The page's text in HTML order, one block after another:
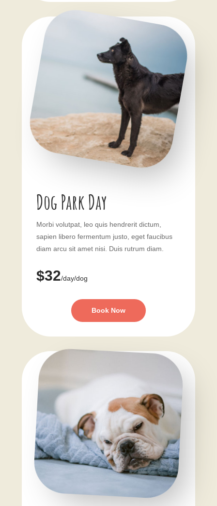
Dog Park Day
Morbi volutpat, leo quis hendrerit dictum,
sapien libero fermentum justo, eget faucibus
diam arcu sit amet nisi. Duis rutrum diam.
$32/day/dog
Book Now